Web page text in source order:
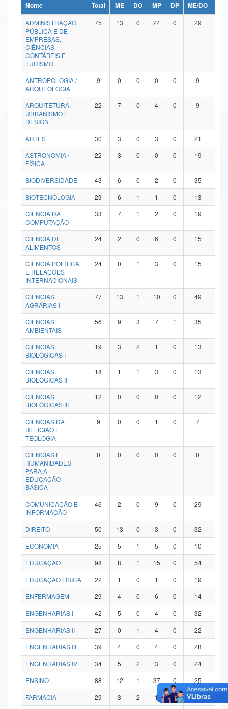
Ministério da Ciência, Tecnologia, Inovações e Comunicações
Ministério do Meio Ambiente
Ministério do Turismo
Ministério do Desenvolvimento Regional
Controladoria-Geral da União
Ministério da Mulher, da Família e dos Direitos Humanos
Secretaria de Governo
Advocacia-Geral da União
Banco Central do Brasil
Nome Total ME DO MP DP ME/DO
ADMINISTRAÇÃO
PÚBLICA E DE
EMPRESAS,
CIÊNCIAS
CONTÁBEIS E
TURISMO
75 13 0 24 0 29
ANTROPOLOGIA /
ARQUEOLOGIA
9 0 0 0 0 9
ARQUITETURA,
URBANISMO E
DESIGN
22 7 0 4 0 9
ARTES 30 3 0 3 0 21
ASTRONOMIA /
FÍSICA
22 3 0 0 0 19
BIODIVERSIDADE 43 6 0 2 0 35
BIOTECNOLOGIA
23 6 1 1 0 13
CIÊNCIA DA
COMPUTAÇÃO
33 7 1 2 0 19
CIÊNCIA DE
ALIMENTOS
24 2 0 6 0 15
CIÊNCIA POLÍTICA
E RELAÇÕES
INTERNACIONAIS
24 0 1 3 0 15
CIÊNCIAS
AGRÁRIAS I
77 13 1 10 0 49
CIÊNCIAS
AMBIENTAIS
56 9 3 7 1 35
CIÊNCIAS
BIOLÓGICAS I
19 3 2 1 0 13
CIÊNCIAS
BIOLÓGICAS II
18 1 1 3 0 13
CIÊNCIAS
BIOLÓGICAS III
12 0 0 0 0 12
CIÊNCIAS DA
RELIGIÃO E
TEOLOGIA
9 0 0 1 0 7
CIÊNCIAS E
HUMANIDADES
PARA A
EDUCAÇÃO
BÁSICA
0 0 0 0 0 0
COMUNICAÇÃO E
INFORMAÇÃO
46 2 0 9 0 29
DIREITO 50 13 0 3 0 32
ECONOMIA
25 5 1 5 0 10
EDUCAÇÃO
98 8 1 15 0 54
EDUCAÇÃO FÍSICA
22 1 0 1 0 19
ENFERMAGEM
29 4 0 6 0 14
ENGENHARIAS I
42 5 0 4 0 32
ENGENHARIAS II
27 0 1 4 0 22
ENGENHARIAS III
39 4 0 4 0 28
ENGENHARIAS IV
34 5 2 3 0 24
ENSINO
88 12 1 37 0 25
FARMÁCIA
29 3 2 1 0 21